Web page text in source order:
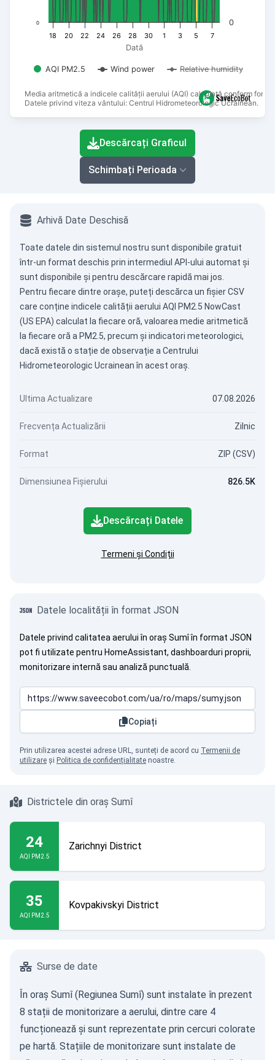
Media aritmetică a indicele calității aerului (AQI) calculată conform
Datele privind viteza vântului: Centrul Hidrometeorologic Ucrainean.
Dată
AQI PM2.5 Wind power Relative humidity
18 20 22 24 26 28 30 1 3 5 7
0 0
End of interactive chart.
Descărcați Graficul
Schimbați Perioada
Arhivă Date Deschisă
Toate datele din sistemul nostru sunt disponibile gratuit
într-un format deschis prin intermediul API-ului automat și
sunt disponibile și pentru descărcare rapidă mai jos.
Pentru fiecare dintre orașe, puteți descărca un fișier CSV
care conține indicele calității aerului AQI PM2.5 NowCast
(US EPA) calculat la fiecare oră, valoarea medie aritmetică
la fiecare oră a PM2.5, precum și indicatori meteorologici,
dacă există o stație de observație a Centrului
Hidrometeorologic Ucrainean în acest oraș.
Ultima Actualizare 07.08.2026
Frecvența Actualizării Zilnic
Format ZIP (CSV)
Dimensiunea Fișierului 826.5K
Descărcați Datele
Termeni și Condiții
Datele localității în format JSON
Datele privind calitatea aerului în oraș Sumî în format JSON
pot fi utilizate pentru HomeAssistant, dashboarduri proprii,
monitorizare internă sau analiză punctuală.
Copiați
Prin utilizarea acestei adrese URL, sunteți de acord cu Termenii de
utilizare și Politica de confidențialitate noastre.
Districtele din oraș Sumî
24
AQI PM2.5
Zarichnyi District
35
AQI PM2.5
Kovpakivskyi District
Surse de date
În oraș Sumî (Regiunea Sumî) sunt instalate în prezent
8 stații de monitorizare a aerului, dintre care 4
funcționează și sunt reprezentate prin cercuri colorate
pe hartă. Stațiile de monitorizare sunt instalate de